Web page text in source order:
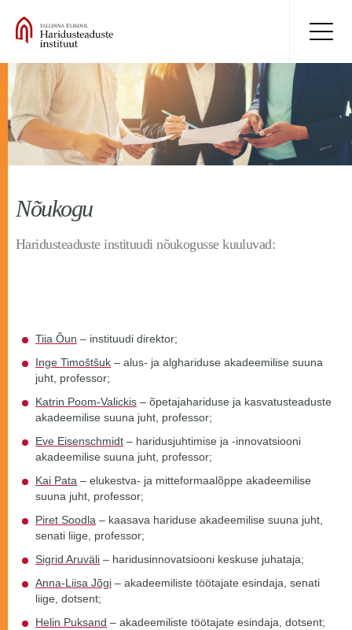
Nõukogu
Haridusteaduste instituudi nõukogusse kuuluvad:
Tiia Õun – instituudi direktor;
Inge Timoštšuk – alus- ja alghariduse akadeemilise suuna
juht, professor;
Katrin Poom-Valickis – õpetajahariduse ja kasvatusteaduste
akadeemilise suuna juht, professor;
Eve Eisenschmidt – haridusjuhtimise ja -innovatsiooni
akadeemilise suuna juht, professor;
Kai Pata – elukestva- ja mitteformaalõppe akadeemilise
suuna juht, professor;
Piret Soodla – kaasava hariduse akadeemilise suuna juht,
senati liige, professor;
Sigrid Aruväli – haridusinnovatsiooni keskuse juhataja;
Anna-Liisa Jõgi – akadeemiliste töötajate esindaja, senati
liige, dotsent;
Helin Puksand – akadeemiliste töötajate esindaja, dotsent;